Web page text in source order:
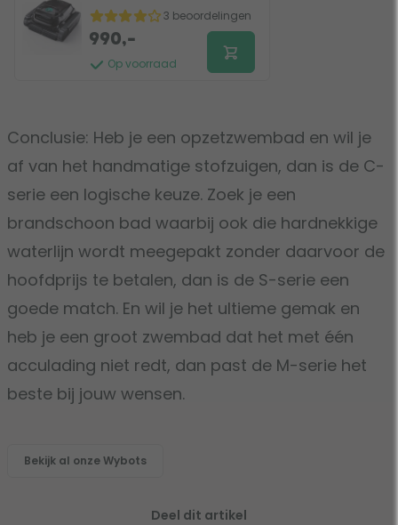
3 beoordelingen
Op voorraad
990,-
Conclusie: Heb je een opzetzwembad en wil je
af van het handmatige stofzuigen, dan is de C-
serie een logische keuze. Zoek je een
brandschoon bad waarbij ook die hardnekkige
waterlijn wordt meegepakt zonder daarvoor de
hoofdprijs te betalen, dan is de S-serie een
goede match. En wil je het ultieme gemak en
heb je een groot zwembad dat het met één
acculading niet redt, dan past de M-serie het
beste bij jouw wensen.
Bekijk al onze Wybots
Deel dit artikel